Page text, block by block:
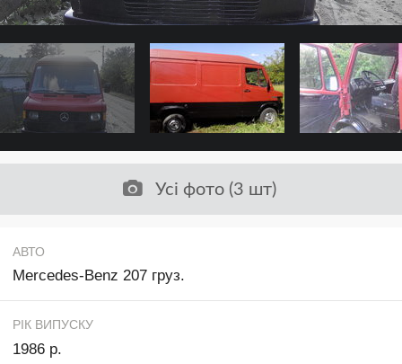
Усі фото (3 шт)
АВТО
Mercedes-Benz 207 груз.
РІК ВИПУСКУ
1986 р.